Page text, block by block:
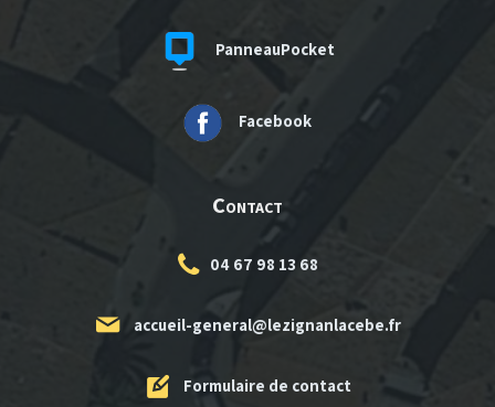
PanneauPocket
Facebook
Contact
04 67 98 13 68
accueil-general@lezignanlacebe.fr
Formulaire de contact